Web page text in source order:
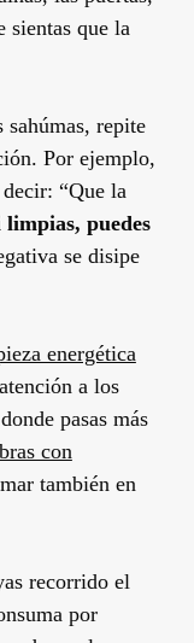
sientas que la
sahúmas, repite
Por ejemplo,
“Que la
limpias, puedes
se disipe
energética
a los
pasas más
con
también en
recorrido el
por